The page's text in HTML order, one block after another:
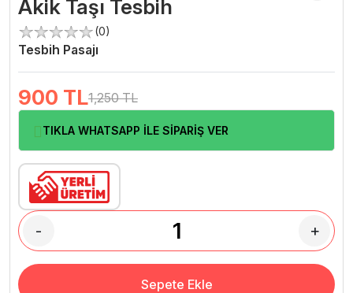
Akik Taşı Tesbih
(0)
Tesbih Pasajı
900 TL1,250 TL
TIKLA WHATSAPP İLE SİPARİŞ VER
- +
Sepete Ekle